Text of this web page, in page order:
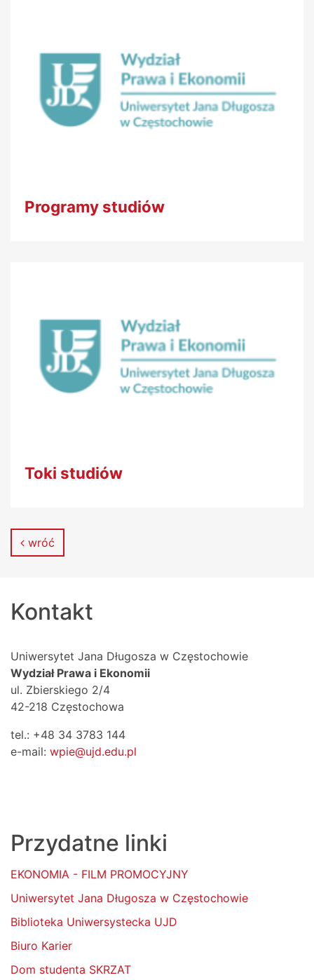
Programy studiów
Toki studiów
wróć
Kontakt
Uniwersytet Jana Długosza w Częstochowie
Wydział Prawa i Ekonomii
ul. Zbierskiego 2/4
42-218 Częstochowa
tel.: +48 34 3783 144
e-mail: wpie@ujd.edu.pl
Przydatne linki
EKONOMIA - FILM PROMOCYJNY
Uniwersytet Jana Długosza w Częstochowie
Biblioteka Uniwersystecka UJD
Biuro Karier
Dom studenta SKRZAT